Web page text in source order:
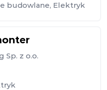
budowlane, Elektryk
Sp. z o.o.